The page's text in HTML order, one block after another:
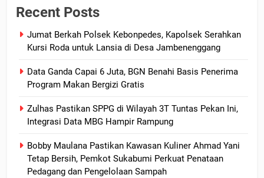
Recent Posts
Jumat Berkah Polsek Kebonpedes, Kapolsek Serahkan
Kursi Roda untuk Lansia di Desa Jambenenggang
Data Ganda Capai 6 Juta, BGN Benahi Basis Penerima
Program Makan Bergizi Gratis
Zulhas Pastikan SPPG di Wilayah 3T Tuntas Pekan Ini,
Integrasi Data MBG Hampir Rampung
Bobby Maulana Pastikan Kawasan Kuliner Ahmad Yani
Tetap Bersih, Pemkot Sukabumi Perkuat Penataan
Pedagang dan Pengelolaan Sampah